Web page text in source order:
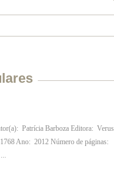
Patrícia Barboza Editora: Verus
Ano: 2012 Número de páginas: